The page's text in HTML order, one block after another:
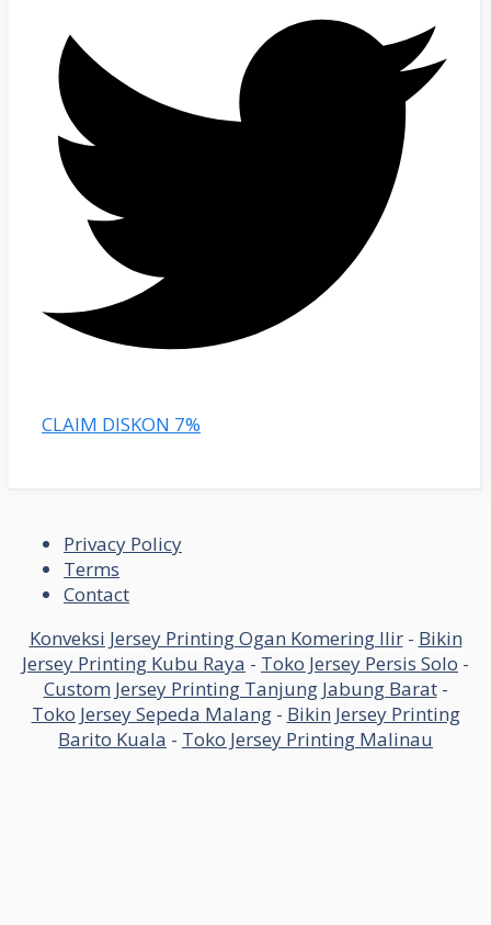
CLAIM DISKON 7%
Privacy Policy
Terms
Contact
Konveksi Jersey Printing Ogan Komering Ilir- Bikin
Jersey Printing Kubu Raya - Toko Jersey Persis Solo -
Custom Jersey Printing Tanjung Jabung Barat-
Toko Jersey Sepeda Malang- Bikin Jersey Printing
Barito Kuala - Toko Jersey Printing Malinau